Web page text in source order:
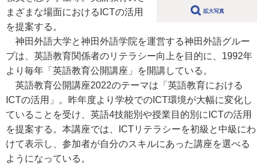
拡大写真
まざまな場面におけるICTの活用
を提案する。
神田外語大学と神田外語学院を運営する神田外語グルー
プは、英語教育関係者のリテラシー向上を目的に、1992年
より毎年「英語教育公開講座」を開講している。
英語教育公開講座2022のテーマは「英語教育における
ICTの活用」。昨年度より学校でのICT環境が大幅に変化し
ていることを受け、英語4技能別や授業目的別にICTの活用
を提案する。本講座では、ICTリテラシーを初級と中級にわ
けて表示し、参加者が自分のスキルにあった講座を選べる
ようになっている。